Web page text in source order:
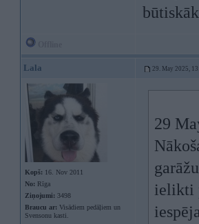
Lala 29. May 2025,
Kopš: 16. Nov 2011
No: Rīga
Ziņojumi: 3498
Braucu ar: Visādiem pedāļiem un
Svensonu kasti.
29
ielikti